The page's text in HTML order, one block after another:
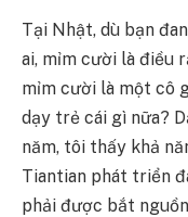
Tại Nhật, dù bạn
ai, mỉm cười là điều
mỉm cười là một cô
dạy trẻ cái gì nữa?
năm, tôi thấy khả
Tiantian phát triển
phải được bắt